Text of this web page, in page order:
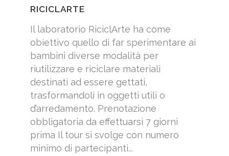
RICICLARTE
Il laboratorio RiciclArte ha come
obiettivo quello di far sperimentare ai
bambini diverse modalità per
riutilizzare e riciclare materiali
destinati ad essere gettati,
trasformandoli in oggetti utili o
d’arredamento. Prenotazione
obbligatoria da effettuarsi 7 giorni
prima Il tour si svolge con numero
minimo di partecipanti...